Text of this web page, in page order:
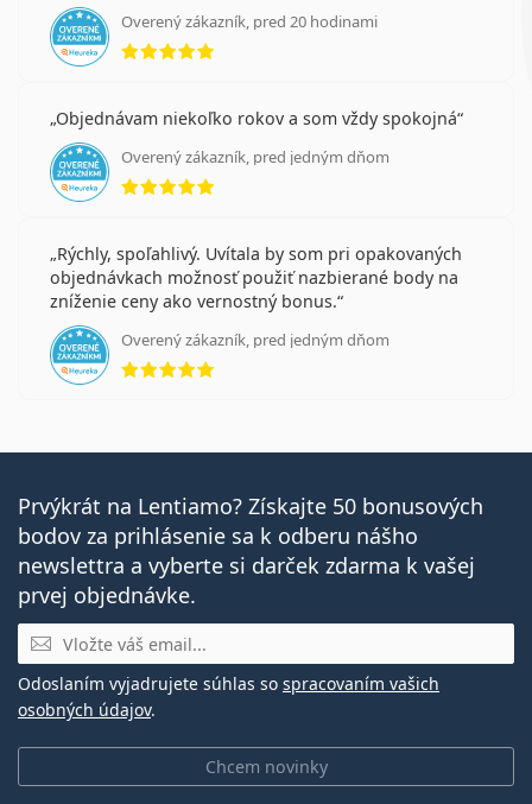
Overený zákazník, pred 20 hodinami
hodnotenie 5 z 5
Objednávam niekoľko rokov a som vždy spokojná
Overený zákazník, pred jedným dňom
hodnotenie 5 z 5
Rýchly, spoľahlivý. Uvítala by som pri opakovaných
objednávkach možnosť použiť nazbierané body na
zníženie ceny ako vernostný bonus.
Overený zákazník, pred jedným dňom
hodnotenie 5 z 5
Prvýkrát na Lentiamo? Získajte 50 bonusových
bodov za prihlásenie sa k odberu nášho
newslettra a vyberte si darček zdarma k vašej
prvej objednávke.
E-mail
Chcem novinky
Odoslaním vyjadrujete súhlas so spracovaním vašich
osobných údajov.